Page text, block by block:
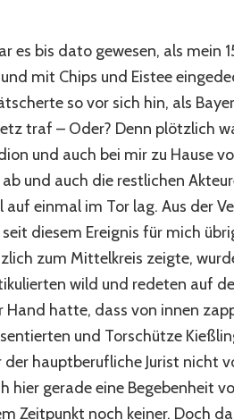
es bis dato gewesen, als mein
mit Chips und Eistee
so vor sich hin, als
traf – Oder? Denn plötzlich
und auch bei mir zu Hause
und auch die restlichen
einmal im Tor lag. Aus der
diesem Ereignis für mich
zum Mittelkreis zeigte,
wild und redeten auf
hatte, dass von innen
und Torschütze
hauptberufliche Jurist nicht
hier gerade eine Begebenheit
Zeitpunkt noch keiner. Doch